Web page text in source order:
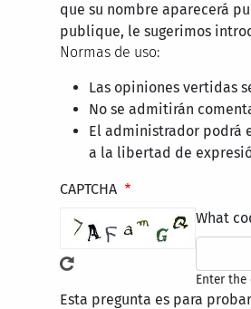
que su nombre aparecerá
publique, le sugerimos
Normas de uso:
Las opiniones vertidas
No se admitirán
El administrador podrá
a la libertad de
CAPTCHA
What
Enter the
Esta pregunta es para